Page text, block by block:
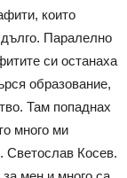
които
Паралелно
си останаха
образование,
Там попаднах
много ми
Светослав Косев.